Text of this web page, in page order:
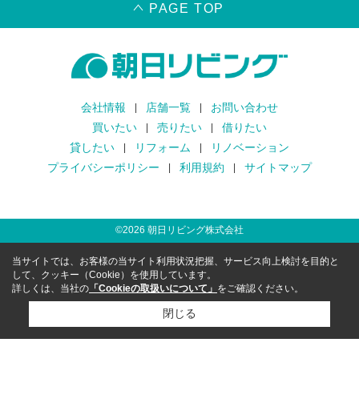
PAGE TOP
会社情報 店舗一覧
お問い合わせ
買いたい
売りたい
借りたい
貸したい
リフォーム
リノベーション
プライバシーポリシー
利用規約 サイトマップ
©2026 朝日リビング株式会社
当サイトでは、お客様の当サイト利用状況把握、サービス向上検討を目的と
して、クッキー（Cookie）を使用しています。
詳しくは、当社の 「Cookieの取扱いについて」 をご確認ください。
閉じる